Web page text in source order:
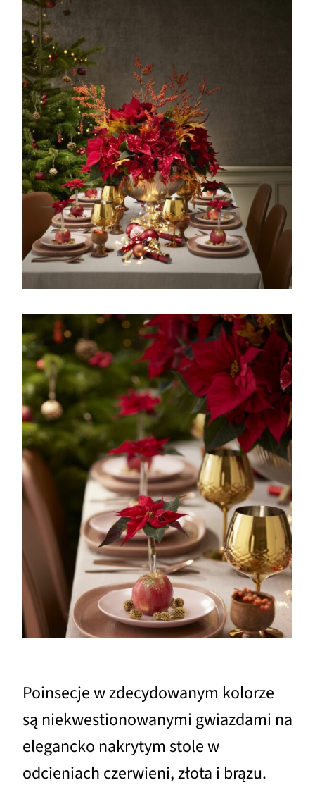
Poinsecje w zdecydowanym kolorze
są niekwestionowanymi gwiazdami na
elegancko nakrytym stole w
odcieniach czerwieni, złota i brązu.